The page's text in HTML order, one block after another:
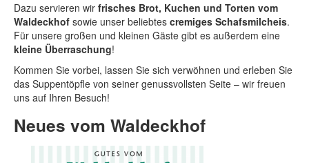
Dazu servieren wir frisches Brot, Kuchen und Torten vom
Waldeckhof sowie unser beliebtes cremiges Schafsmilcheis.
Für unsere großen und kleinen Gäste gibt es außerdem eine
kleine Überraschung!
Kommen Sie vorbei, lassen Sie sich verwöhnen und erleben Sie
das Suppentöpfle von seiner genussvollsten Seite – wir freuen
uns auf Ihren Besuch!
Neues vom Waldeckhof